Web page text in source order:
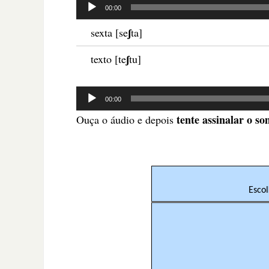
Tocador
de
áudio
00:00
sexta [seʃta]
texto [teʃtu]
Tocador
de
00:00
Ouça o áudio e depois tente assinalar o